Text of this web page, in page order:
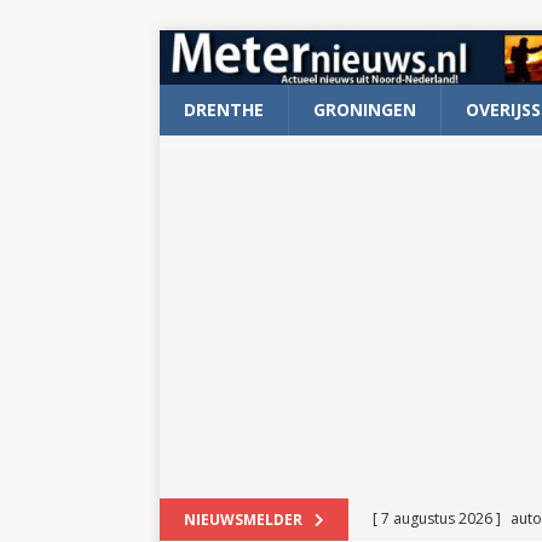
DRENTHE GRONINGEN
NIEUWSMELDER [ 7 augustus 2026 ]